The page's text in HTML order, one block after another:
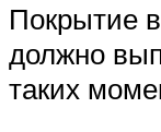
Покрытие
должно
таких